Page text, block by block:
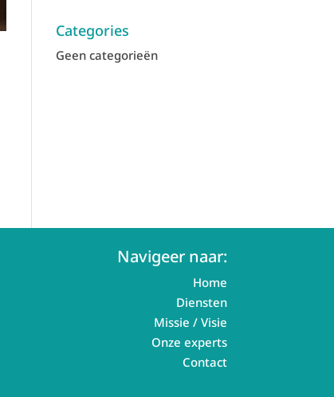
Categories
Geen categorieën
Navigeer naar:
Home
Diensten
Missie / Visie
Onze experts
Contact